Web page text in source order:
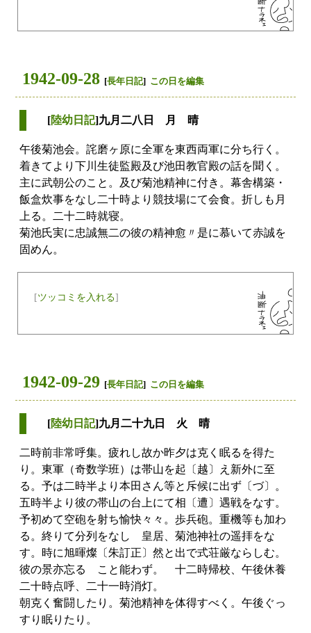
1942-09-28 [長年日記] この日を編集
[陸幼日記]九月二八日 月 晴
午後菊池会。詫磨ヶ原に全軍を東西両軍に分ち行く。
着きてより下川生徒監殿及び池田教官殿の話を聞く。
主に武朝公のこと。及び菊池精神に付き。幕舎構築・
飯盒炊事をなし二十時より競技場にて会食。折しも月
上る。二十二時就寝。
菊池氏実に忠誠無二の彼の精神愈〃是に慕いて赤誠を
固めん。
[ツッコミを入れる]
1942-09-29 [長年日記] この日を編集
[陸幼日記]九月二十九日 火 晴
二時前非常呼集。疲れし故か昨夕は克く眠るを得た
り。東軍（奇数学班）は帯山を起〔越〕え新外に至
る。予は二時半より本田さん等と斥候に出ず〔づ〕。
五時半より彼の帯山の台上にて相〔遭〕遇戦をなす。
予初めて空砲を射ち愉快々々。歩兵砲。重機等も加わ
る。終りて分列をなし 皇居、菊池神社の遥拝をな
す。時に旭暉燦〔朱訂正〕然と出で式荘厳ならしむ。
彼の景亦忘るゝこと能わず。 十二時帰校、午後休養
二十時点呼、二十一時消灯。
朝克く奮闘したり。菊池精神を体得すべく。午後ぐっ
すり眠りたり。